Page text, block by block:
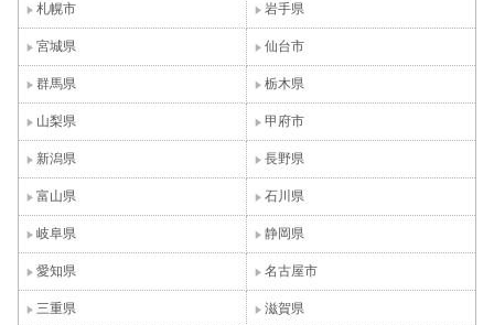
札幌市 岩手県
宮城県 仙台市
群馬県 栃木県
山梨県 甲府市
新潟県 長野県
富山県 石川県
岐阜県 静岡県
愛知県 名古屋市
三重県 滋賀県